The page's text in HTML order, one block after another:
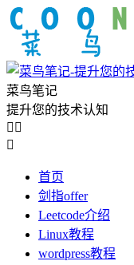
菜鸟笔记
提升您的技术认知
 

首页
剑指offer
Leetcode介绍
Linux教程
wordpress教程